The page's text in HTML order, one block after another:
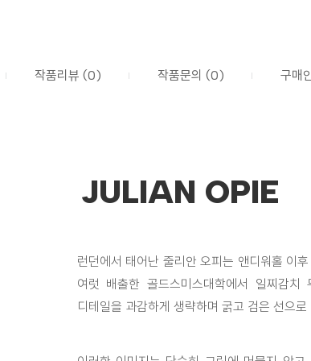
작품리뷰 (0) 작품문의 (0) 구매
JULIAN OPIE
런던에서 태어난 줄리안 오피는 앤디워홀 이
여럿 배출한 골드스미스대학에서 일찌감
디테일을 과감하게 생략하며 굵고 검은 선으로